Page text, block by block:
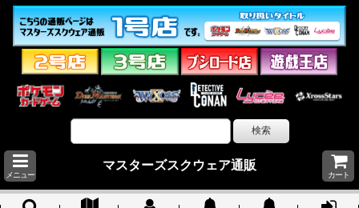
メニュー
マスターズスクウェア通販
カート